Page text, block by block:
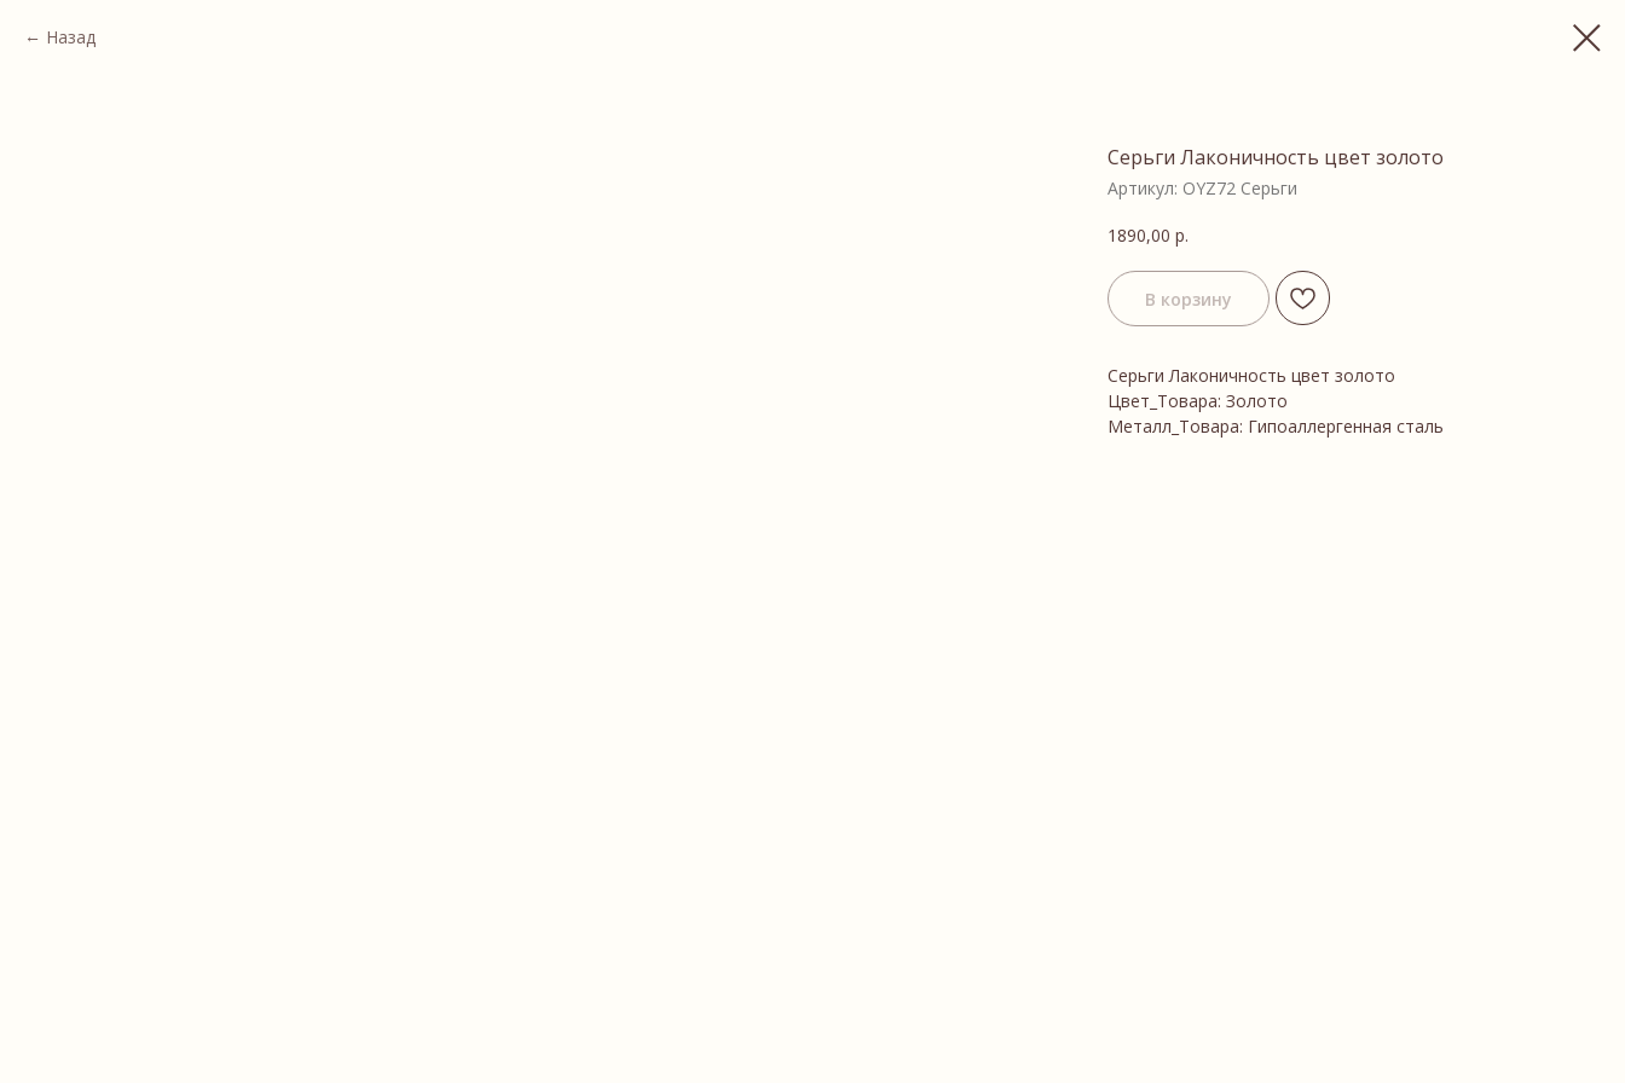
Назад
Серьги Лаконичность цвет золото
Артикул: OYZ72 Серьги
1890,00 р.
В корзину
Серьги Лаконичность цвет золото
Цвет_Товара: Золото
Металл_Товара: Гипоаллергенная сталь